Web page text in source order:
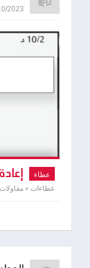
04/10/2023
عطاء
عمارة ( c )
عطاءات »